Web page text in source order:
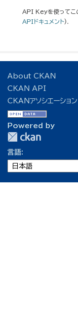
API Keyを使ってこ
APIドキュメント).
About CKAN
CKAN API
CKANアソシエーション
Powered by
言語